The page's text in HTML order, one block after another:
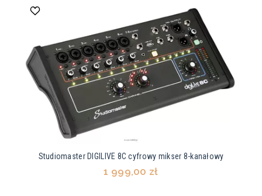
Studiomaster DIGILIVE 8C cyfrowy mikser 8-kanałowy
1 999,00 zł